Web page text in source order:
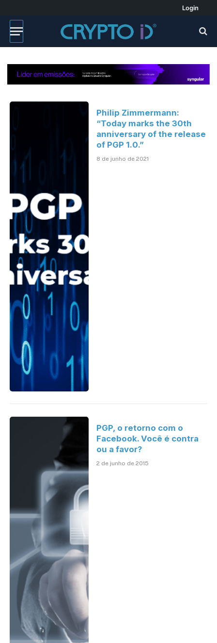
Login
Philip Zimmermann:
“Today marks the 30th
anniversary of the release
of PGP 1.0.”
8 de junho de 2021
PGP, o retorno com o
Facebook. Você é contra
ou a favor?
2 de junho de 2015